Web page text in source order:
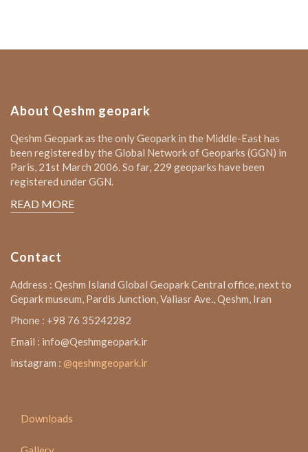
About Qeshm geopark
Qeshm Geopark as the only Geopark in the Middle-East has
been registered by the Global Network of Geoparks (GGN) in
Paris, 21st March 2006. So far, 229 geoparks have been
registered under GGN.
READ MORE
Contact
Address : Qeshm Island Global Geopark Central office, next to
Gepark museum, Pardis Junction, Valiasr Ave., Qeshm, Iran
Phone : +98 76 35242282
Email : info@Qeshmgeopark.ir
instagram : @qeshmgeopark.ir
Downloads